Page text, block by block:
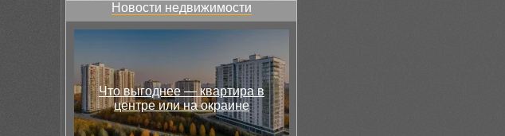
Новости недвижимости
Что выгоднее — квартира в
центре или на окраине